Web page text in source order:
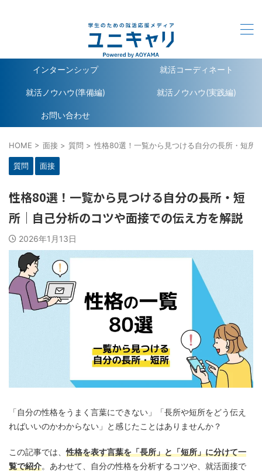
インターンシップ 就活コーディネート
就活ノウハウ(準備編) 就活ノウハウ(実践編)
お問い合わせ
HOME > 面接 > 質問 > 性格80選！一覧から見つける自分の長所・短所
質問 面接
性格80選！一覧から見つける自分の長所・短
所｜自己分析のコツや面接での伝え方を解説
2026年1月13日
「自分の性格をうまく言葉にできない」「長所や短所をどう伝え
ればいいのかわからない」と感じたことはありませんか？
この記事では、性格を表す言葉を「長所」と「短所」に分けて一
覧で紹介。あわせて、自分の性格を分析するコツや、就活面接で